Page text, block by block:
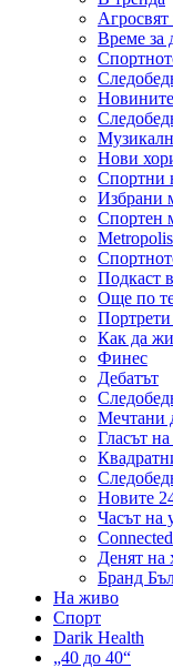
Време за
Нови
Спортни
Избрани
Спортен
Metropolis
Подкаст
Още по
Портрети
Как да
Финес
Дебатът
Мечтани
Гласът
Новите
Часът на
Connected
Денят на
Бранд
На живо
Спорт
Darik Health
„40 до 40“